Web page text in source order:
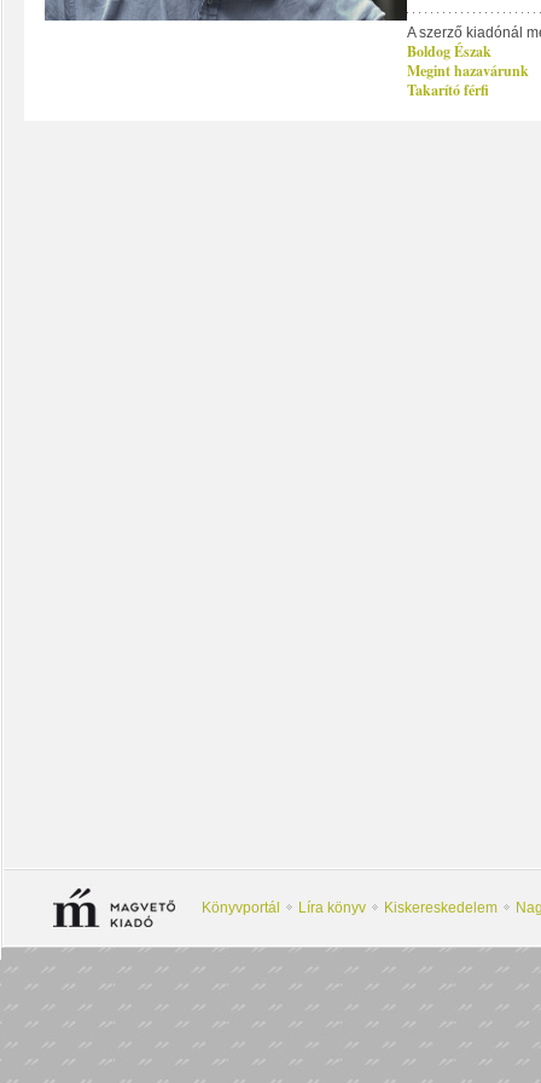
A szerző kiadónál
Boldog Észak
Megint hazavárunk
Takarító férfi
Könyvportál Líra könyv Kiskereskedelem